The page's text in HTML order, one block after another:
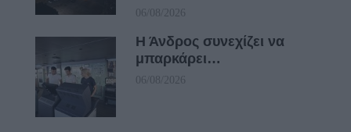
06/08/2026
Η Άνδρος συνεχίζει να
μπαρκάρει…
06/08/2026